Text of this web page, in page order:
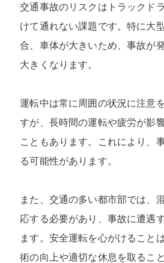
交通事故のリスクはトラックド
けて通れない課題です。特に大
合、車体が大きいため、事故が
大きくなります。
運転中は常に周囲の状況に注意
すが、長時間の運転や疲労が影
こともあります。これにより、
る可能性があります。
また、交通の多い都市部では、
応する必要があり、事故に遭遇
ます。安全運転を心がけること
術の向上や適切な休息を取るこ